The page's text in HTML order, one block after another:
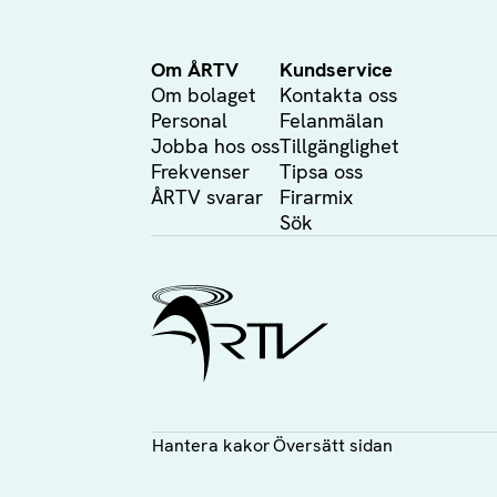
Om ÅRTV
Om bolaget
Personal
Jobba hos oss
Frekvenser
ÅRTV svarar
Kundservice
Kontakta oss
Felanmälan
Tillgänglighet
Tipsa oss
Firarmix
Sök
Ålands Radio & TV
Hantera kakorÖversätt sidan